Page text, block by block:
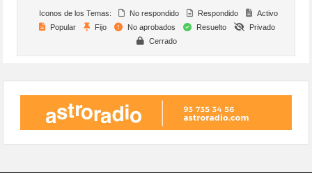
Iconos de los Temas: No respondido Respondido
Activo
Popular
Fijo No aprobados Resuelto
Privado
Cerrado